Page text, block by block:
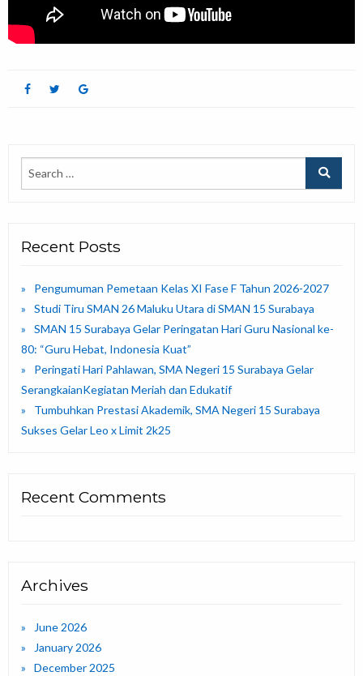
Recent Posts
Pengumuman Pemetaan Kelas XI Fase F Tahun 2026-2027
Studi Tiru SMAN 26 Maluku Utara di SMAN 15 Surabaya
SMAN 15 Surabaya Gelar Peringatan Hari Guru Nasional ke-
80: “Guru Hebat, Indonesia Kuat”
Peringati Hari Pahlawan, SMA Negeri 15 Surabaya Gelar
SerangkaianKegiatan Meriah dan Edukatif
Tumbuhkan Prestasi Akademik, SMA Negeri 15 Surabaya
Sukses Gelar Leo x Limit 2k25
Recent Comments
Archives
June 2026
January 2026
December 2025